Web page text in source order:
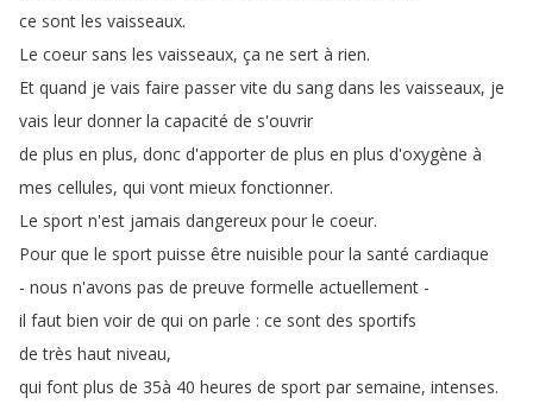
ce sont les vaisseaux.
Le coeur sans les vaisseaux, ça ne sert à rien.
Et quand je vais faire passer vite du sang dans les vaisseaux, je
vais leur donner la capacité de s'ouvrir
de plus en plus, donc d'apporter de plus en plus d'oxygène à
mes cellules, qui vont mieux fonctionner.
Le sport n'est jamais dangereux pour le coeur.
Pour que le sport puisse être nuisible pour la santé cardiaque
- nous n'avons pas de preuve formelle actuellement -
il faut bien voir de qui on parle : ce sont des sportifs
de très haut niveau,
qui font plus de 35à 40 heures de sport par semaine, intenses.